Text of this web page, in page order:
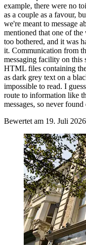
example, there were no
as a couple as a favour,
we're meant to message
mentioned that one of
too bothered, and it was
it. Communication from
messaging facility on this
HTML files containing
as dark grey text on a
impossible to read. I
route to information like
messages, so never found
Bewertet am 19. Juli 2026